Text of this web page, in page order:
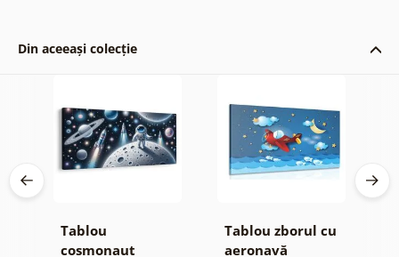
Din aceeași colecție
Tablou
cosmonaut
Tablou zborul cu
aeronavă